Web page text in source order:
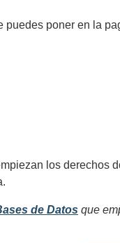
poner en la
los derechos
de Datos que